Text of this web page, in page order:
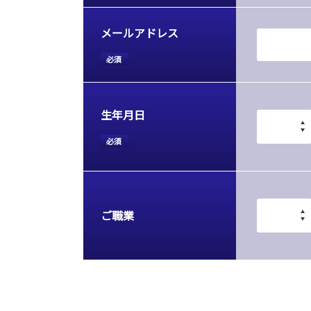
メールアドレス
必須
生年月日
必須
ご職業